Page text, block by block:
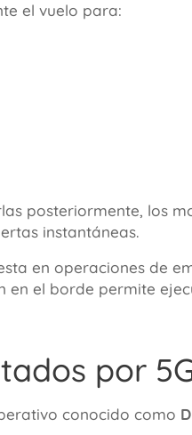
el vuelo para:
posteriormente, los
instantáneas.
en operaciones de
el borde permite
por
conocido como